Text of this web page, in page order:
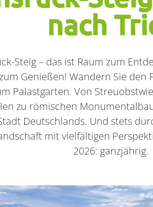
nach
Steig – das ist Raum zum
Genießen! Wandern Sie den
Palastgarten. Von
zu römischen
Deutschlands. Und stets
mit vielfältigen
2026: ganzjährig.